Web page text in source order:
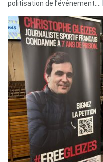
politisation de l’événement.…